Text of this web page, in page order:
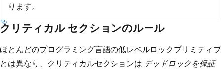
ります。
クリティカル セクションのルール
ほとんどのプログラミング言語の低レベルロックプリミティブ
とは異なり、クリティカルセクションは デッドロックを保証